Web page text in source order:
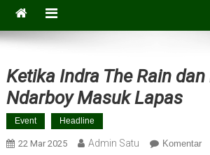
Ketika Indra The Rain
Ndarboy Masuk Lapas
Event Headline
22 Mar 2025 Admin Satu Komentar